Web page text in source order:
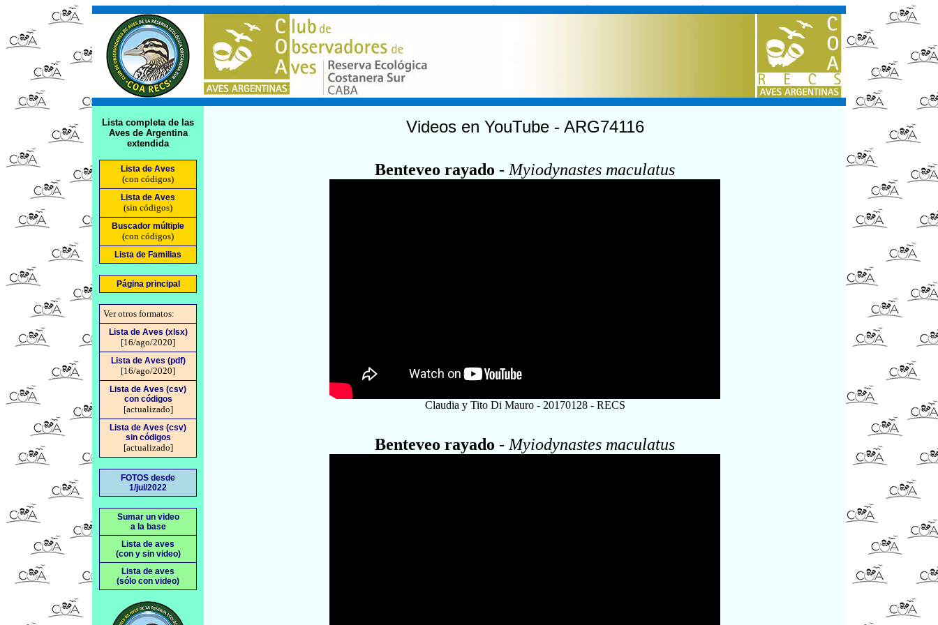
Lista completa de las
Aves de Argentina
extendida
Lista de Aves
(con códigos)
Lista de Aves
(sin códigos)
Buscador múltiple
(con códigos)
Lista de Familias
Página principal
Ver otros formatos:
Lista de Aves (xlsx)
[16/ago/2020]
Lista de Aves (pdf)
[16/ago/2020]
Lista de Aves (csv)
con códigos
[actualizado]
Lista de Aves (csv)
sin códigos
[actualizado]
FOTOS desde
1/jul/2022
Sumar un video
a la base
Lista de aves
(con y sin video)
Lista de aves
(sólo con video)
Videos en YouTube - ARG74116
Benteveo rayado - Myiodynastes maculatus
Claudia y Tito Di Mauro - 20170128 - RECS
Benteveo rayado - Myiodynastes maculatus